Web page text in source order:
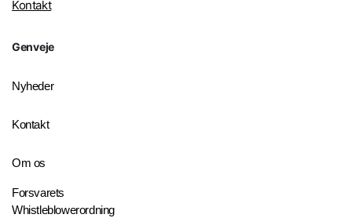
Kontakt
Genveje
Nyheder
Kontakt
Om os
Forsvarets
Whistleblowerordning